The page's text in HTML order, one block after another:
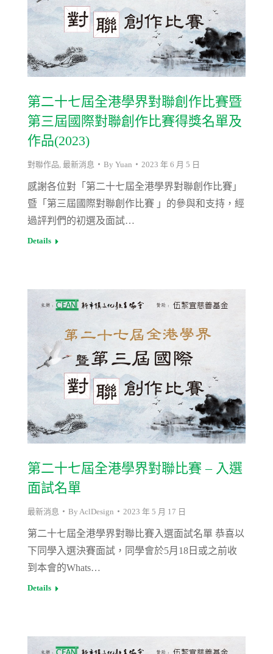
第二十七屆全港學界對聯創作比賽暨
第三屆國際對聯創作比賽得獎名單及
作品(2023)
對聯作品 最新消息 By Yuan 2023 年 6 月 5 日
感謝各位對「第二十七屆全港學界對聯創作比賽」
暨「第三屆國際對聯創作比賽 」的參與和支持，經
過評判們的初選及面試…
Details
第二十七屆全港學界對聯比賽 – 入選
面試名單
最新消息 By AclDesign 2023 年 5 月 17 日
第二十七屆全港學界對聯比賽入選面試名單 恭喜以
下同學入選決賽面試，同學會於5月18日或之前收
到本會的Whats…
Details